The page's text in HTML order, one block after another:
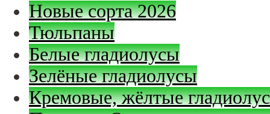
Новые сорта 2026
Тюльпаны
Белые гладиолусы
Зелёные гладиолусы
Кремовые, жёлтые